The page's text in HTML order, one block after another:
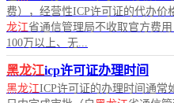
费），经营性ICP许可证的代办价
龙江省通信管理局不收取官方费
100万以上、无...
黑龙江icp许可证办理时间
黑龙江ICP许可证的办理时间通常